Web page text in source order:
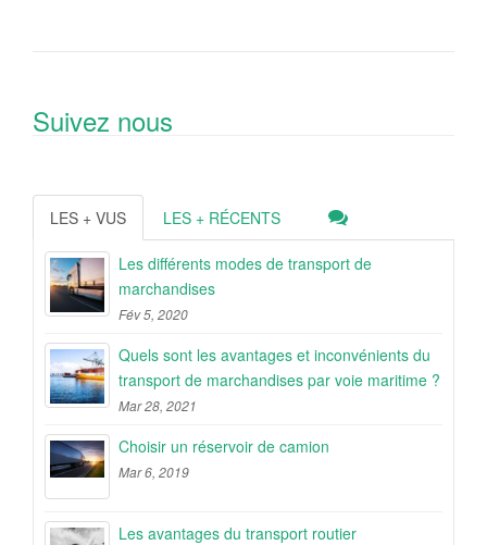
Suivez nous
LES + VUS LES + RÉCENTS
Les différents modes de transport de
marchandises
Fév 5, 2020
Quels sont les avantages et inconvénients du
transport de marchandises par voie maritime ?
Mar 28, 2021
Choisir un réservoir de camion
Mar 6, 2019
Les avantages du transport routier